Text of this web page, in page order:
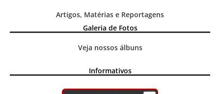
Artigos, Matérias e Reportagens
Galeria de Fotos
Veja nossos álbuns
Informativos